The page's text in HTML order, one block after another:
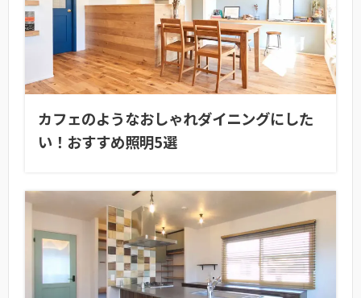
カフェのようなおしゃれダイニングにした
い！おすすめ照明5選